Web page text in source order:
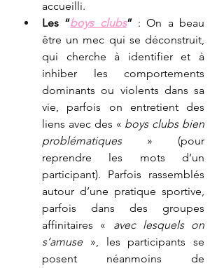
accueilli.
Les “boys clubs” : On a beau
être un mec qui se déconstruit,
qui cherche à identifier et à
inhiber les comportements
dominants ou violents dans sa
vie, parfois on entretient des
liens avec des « boys clubs bien
problématiques » (pour
reprendre les mots d’un
participant). Parfois rassemblés
autour d’une pratique sportive,
parfois dans des groupes
affinitaires « avec lesquels on
s’amuse », les participants se
posent néanmoins de